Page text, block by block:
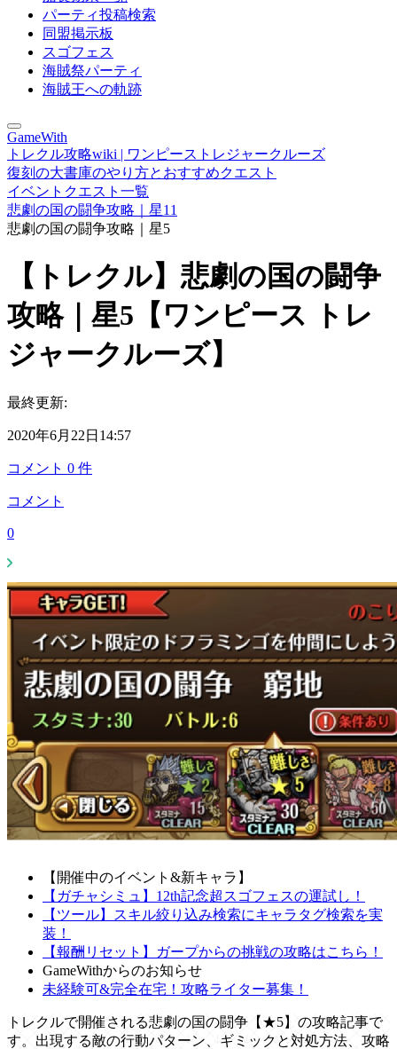
パーティ投稿検索
同盟掲示板
スゴフェス
海賊祭パーティ
海賊王への軌跡
GameWith
トレクル攻略wiki | ワンピーストレジャークルーズ
復刻の大書庫のやり方とおすすめクエスト
イベントクエスト一覧
悲劇の国の闘争攻略｜星11
悲劇の国の闘争攻略｜星5
【トレクル】悲劇の国の闘争
攻略｜星5【ワンピース トレ
ジャークルーズ】
最終更新:
2020年6月22日14:57
コメント 0 件
コメント
0
【開催中のイベント&新キャラ】
【ガチャシミュ】12th記念超スゴフェスの運試し！
【ツール】スキル絞り込み検索にキャラタグ検索を実
装！
【報酬リセット】ガープからの挑戦の攻略はこちら！
GameWithからのお知らせ
未経験可&完全在宅！攻略ライター募集！
トレクルで開催される悲劇の国の闘争【★5】の攻略記事で
す。出現する敵の行動パターン、ギミックと対処方法、攻略